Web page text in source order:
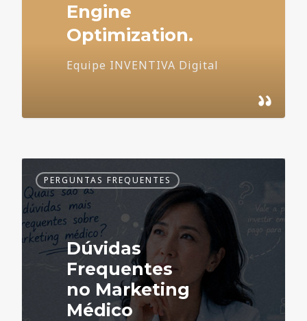
Engine
Optimization.
Equipe INVENTIVA Digital
Frequentes
no
Marketing
Médico
PERGUNTAS FREQUENTES
Dúvidas
Frequentes
no Marketing
Médico